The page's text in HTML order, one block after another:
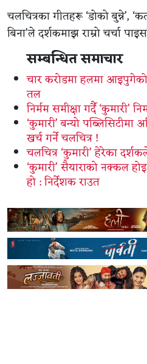
चलचित्रका गीतहरू ‘डोको बुन्ने’,
बिना’ले दर्शकमाझ राम्रो चर्चा
सम्बन्धित समाचार
चार करोडमा हलमा आइपुगेको
तल
निर्मम समीक्षा गर्दै ‘कुमारी’
‘कुमारी’ बन्यो
खर्च गर्ने चलचित्र !
चलचित्र ‘कुमारी’ हेरेका
‘कुमारी’ सैयाराको नक्कल
हो : निर्देशक राउत